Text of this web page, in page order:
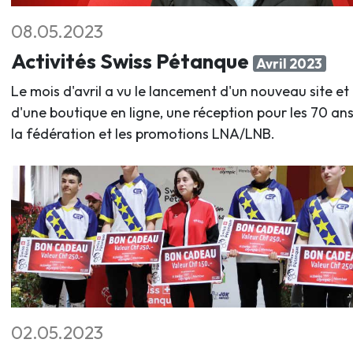
08.05.2023
Activités Swiss Pétanque Avril 2023
Le mois d'avril a vu le lancement d'un nouveau site et
d'une boutique en ligne, une réception pour les 70
la fédération et les promotions LNA/LNB.
02.05.2023